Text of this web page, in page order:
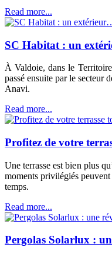
Read more...
SC Habitat : un
À Valdoie, dans le
passé ensuite par le secteur
Anavi.
Read more...
Profitez de votre
Une terrasse est bien plus
moments privilégiés
temps.
Read more...
Pergolas Solarlux :